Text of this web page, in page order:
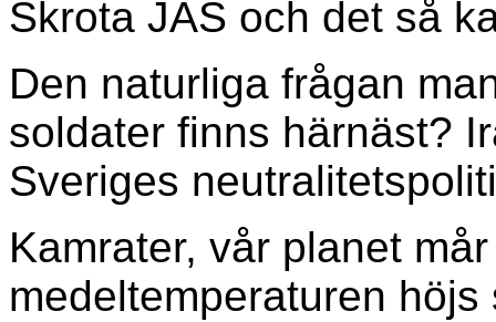
Skrota JAS och det så
Den naturliga frågan
soldater finns härnäst?
Sveriges
Kamrater, vår planet
medeltemperaturen